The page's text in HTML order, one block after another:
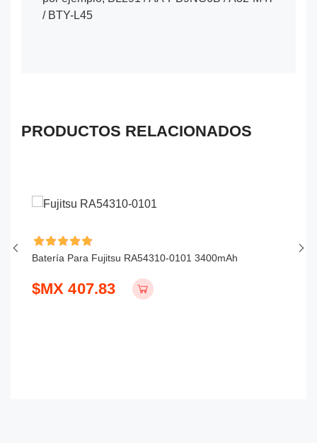
/ BTY-L45
PRODUCTOS RELACIONADOS
Batería Para Fujitsu RA54310-0101 3400mAh
$MX 407.83